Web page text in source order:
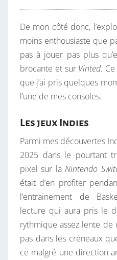
De mon côté donc,
moins enthousiaste que
pas à jouer pas plus
brocante et sur Vinted. Ce
que j’ai pris quelques
l’une de mes consoles.
Les jeux Indies
Parmi mes découvertes
2025 dans le pourtant
pixel sur laNintendo
était d’en profiter
l’entrainement de
lecture qui aura pris le
rythmique assez lente
pas dans les créneaux
ce malgré une direction